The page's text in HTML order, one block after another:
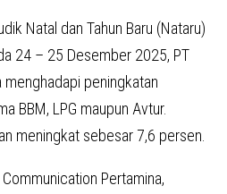
Natal dan Tahun Baru (Nataru)
24 – 25 Desember 2025, PT
peningkatan
BBM, LPG maupun Avtur.
meningkat sebesar 7,6 persen.
Pertamina,